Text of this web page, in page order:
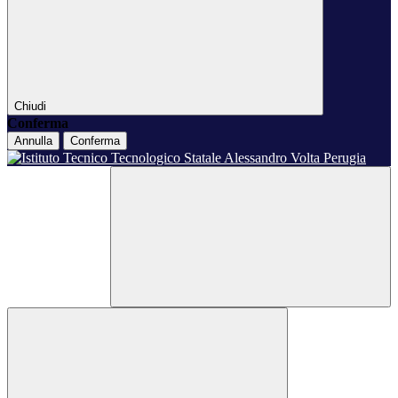
Chiudi
Conferma
Annulla Conferma